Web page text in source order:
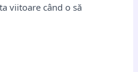
viitoare când o să